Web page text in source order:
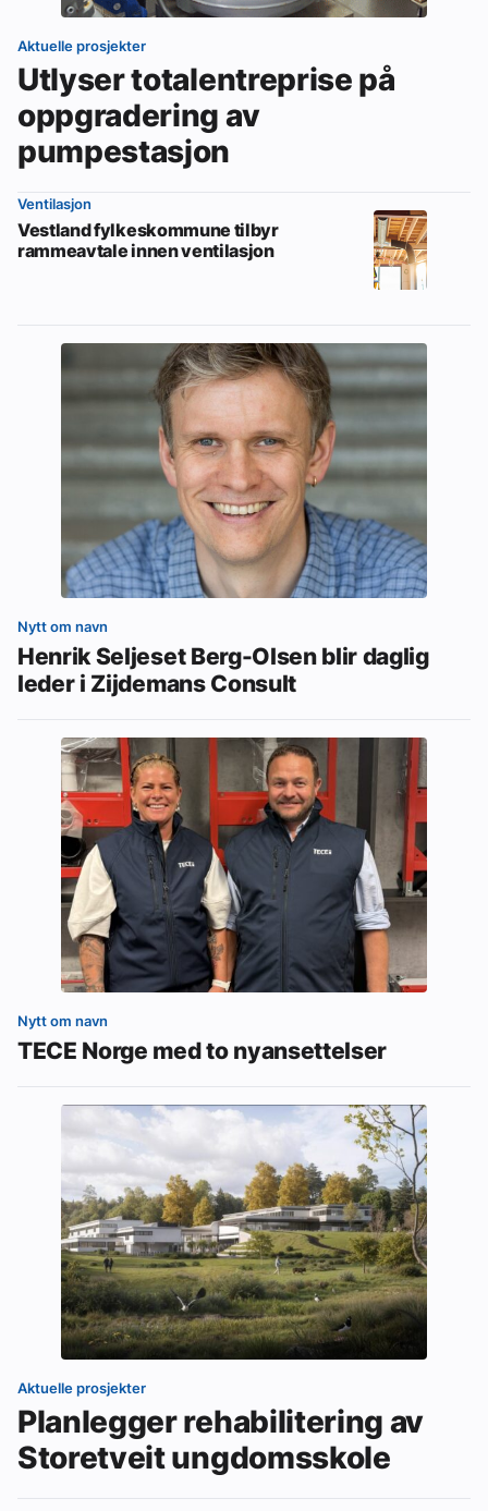
Aktuelle prosjekter
Utlyser totalentreprise på
oppgradering av
pumpestasjon
Ventilasjon
Vestland fylkeskommune tilbyr
rammeavtale innen ventilasjon
Nytt om navn
Henrik Seljeset Berg-Olsen blir daglig
leder i Zijdemans Consult
Nytt om navn
TECE Norge med to nyansettelser
Aktuelle prosjekter
Planlegger rehabilitering av
Storetveit ungdomsskole